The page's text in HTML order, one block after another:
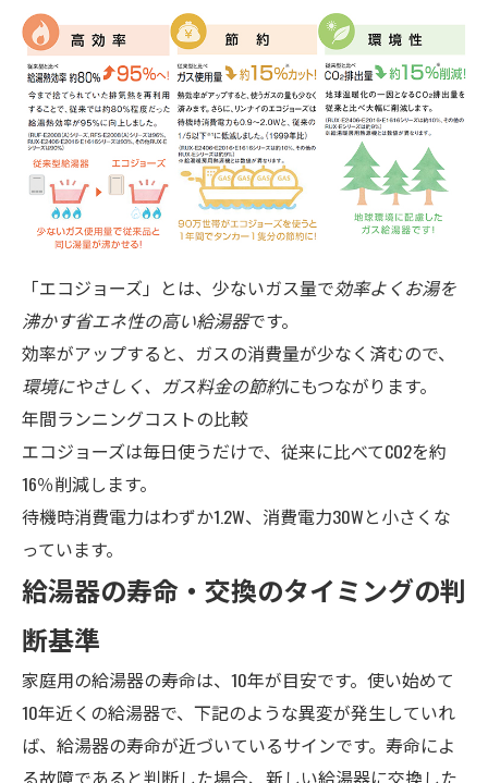
「エコジョーズ」とは、少ないガス量で効率よくお湯を
沸かす省エネ性の高い給湯器です。
効率がアップすると、ガスの消費量が少なく済むので、
環境にやさしく、ガス料金の節約にもつながります。
年間ランニングコストの比較
エコジョーズは毎日使うだけで、従来に比べてCO2を約
16％削減します。
待機時消費電力はわずか1.2W、消費電力30Wと小さくな
っています。
給湯器の寿命・交換のタイミングの判
断基準
家庭用の給湯器の寿命は、10年が目安です。使い始めて
10年近くの給湯器で、下記のような異変が発生していれ
ば、給湯器の寿命が近づいているサインです。寿命によ
る故障であると判断した場合、新しい給湯器に交換した